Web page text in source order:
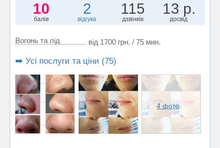
10
балів
2
відгука
115
дзвінків
13 р.
досвід
Вогонь та лід від 1700 грн. / 75 мин.
➡️ Усі послуги та ціни (75)
4 фото